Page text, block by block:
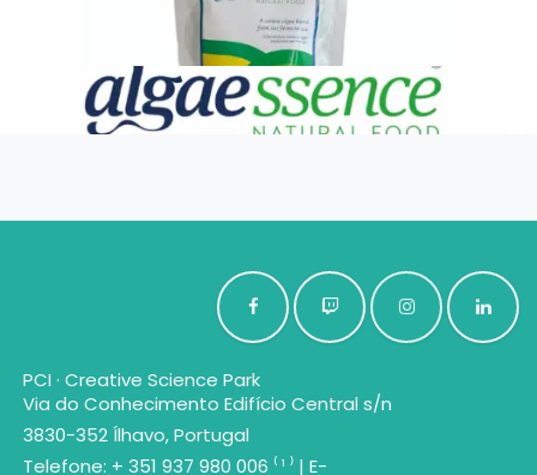
PCI · Creative Science Park
Via do Conhecimento Edifício Central s/n
3830-352 Ílhavo, Portugal
Telefone: + 351 937 980 006 ⁽ ¹ ⁾ | E-